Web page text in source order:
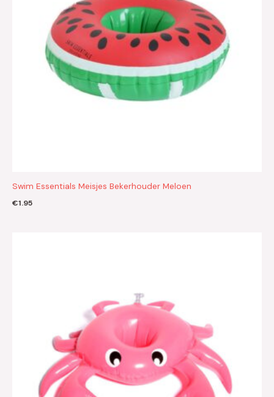
Swim Essentials Meisjes Bekerhouder Meloen
€1.95